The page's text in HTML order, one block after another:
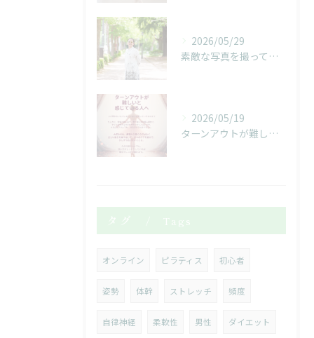
2026/05/29
素敵な写真を撮っていただきました！
2026/05/19
ターンアウトが難しいと感じている人へ
タグ Tags
オンライン ピラティス 初心者
姿勢 体幹 ストレッチ 頻度
自律神経 柔軟性 男性 ダイエット